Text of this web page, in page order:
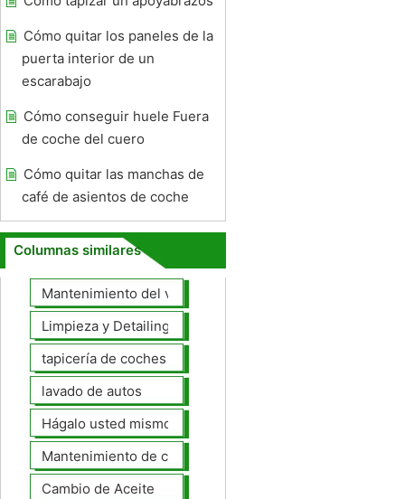
Cómo quitar los paneles de la
puerta interior de un
escarabajo
Cómo conseguir huele Fuera
de coche del cuero
Cómo quitar las manchas de
café de asientos de coche
Columnas similares
Mantenimiento del vehículo
Limpieza y Detailing
tapicería de coches
lavado de autos
Hágalo usted mismo Mantenimiento de Automotores
Mantenimiento de coches General
Cambio de Aceite